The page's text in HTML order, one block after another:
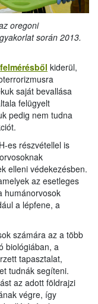
oregoni
során 2013.
felmérésből kiderül,
saját bevallása
felügyelt
pedig nem tudna
es részvétellel is
elleni védekezésben.
az esetleges
humánorvosok
a lépfene, a
számára az a több
biológiában, a
tapasztalat,
tudnák segíteni.
az adott földrajzi
végre, így